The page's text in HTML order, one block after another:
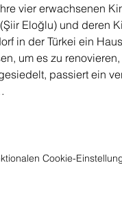
vier erwachsenen
Eloğlu) und deren
in der Türkei ein
um es zu
passiert ein
Cookie-